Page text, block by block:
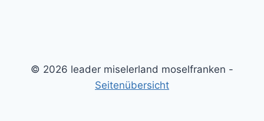
© 2026 leader miselerland moselfranken -
Seitenübersicht